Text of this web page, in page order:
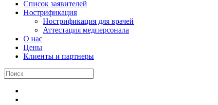
Список заявителей
Нострификация
Нострификация для врачей
Аттестация медперсонала
О нас
Цены
Клиенты и партнеры